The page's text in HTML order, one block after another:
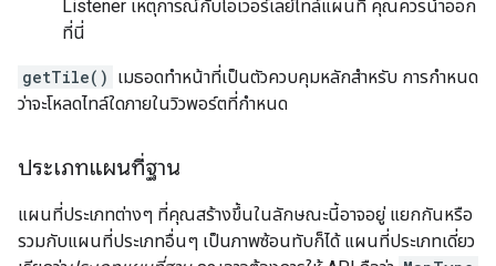
Listener เหตุการณ์กับโอเวอร์เลย์ไทล์แผนที่ คุณควรนำออก
ที่นี่
getTile() เมธอดทำหน้าที่เป็นตัวควบคุมหลักสำหรับ การกำหนด
ว่าจะโหลดไทล์ใดภายในวิวพอร์ตที่กำหนด
ประเภทแผนที่ฐาน
แผนที่ประเภทต่างๆ ที่คุณสร้างขึ้นในลักษณะนี้อาจอยู่ แยกกันหรือ
รวมกับแผนที่ประเภทอื่นๆ เป็นภาพซ้อนทับก็ได้ แผนที่ประเภทเดี่ยว